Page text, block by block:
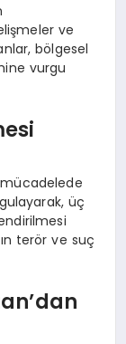
ve
bölgesel
vurgu
mücadelede
üç
terör ve suç